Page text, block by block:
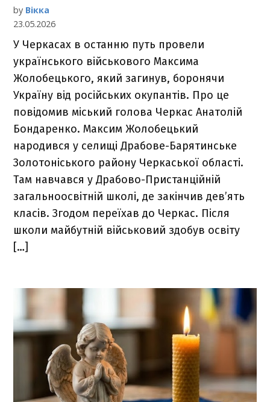
by Вікка
23.05.2026
У Черкасах в останню путь провели
українського військового Максима
Жолобецького, який загинув, боронячи
Україну від російських окупантів. Про це
повідомив міський голова Черкас Анатолій
Бондаренко. Максим Жолобецький
народився у селищі Драбове-Барятинське
Золотоніського району Черкаської області.
Там навчався у Драбово-Пристанційній
загальноосвітній школі, де закінчив дев’ять
класів. Згодом переїхав до Черкас. Після
школи майбутній військовий здобув освіту
[…]